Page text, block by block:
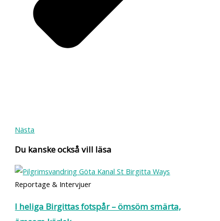
Nästa
Du kanske också vill läsa
Reportage & Intervjuer
I heliga Birgittas fotspår – ömsöm smärta,